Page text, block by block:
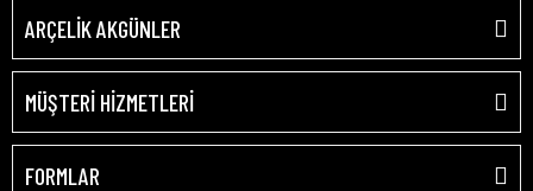
ARÇELİK AKGÜNLER
MÜŞTERİ HİZMETLERİ
FORMLAR